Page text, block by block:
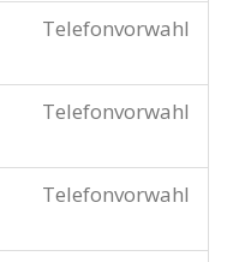
Telefonvorwahl
Telefonvorwahl
Telefonvorwahl